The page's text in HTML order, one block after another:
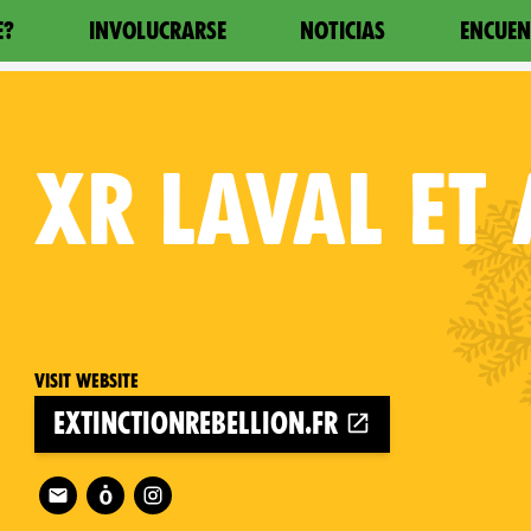
INVOLUCRARSE NOTICIAS
XR LAVAL ET
Visit website
extinctionrebellion.fr
Follow XR Laval et alentours on